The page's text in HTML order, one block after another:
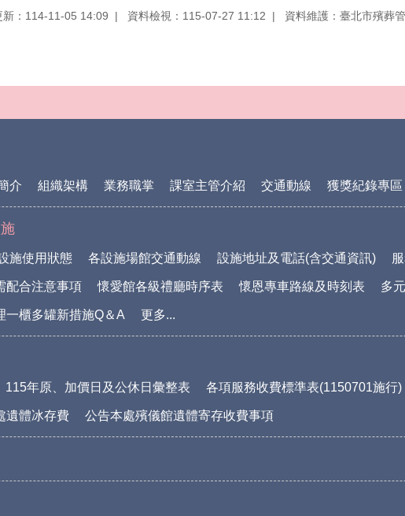
新：114-11-05 14:09 資料檢視：115-07-27 11:12 資料維護：臺北市殯葬
介 組織架構 業務職掌 課室主管介紹 交通動線 獲獎紀錄專區
施使用狀態 各設施場館交通動線 設施地址及電話(含交通資訊)
配合注意事項 懷愛館各級禮廳時序表 懷恩專車路線及時刻表 多
一櫃多罐新措施Q＆A 更多...
115年原、加價日及公休日彙整表 各項服務收費標準表(1150701施行)
遺體冰存費 公告本處殯儀館遺體寄存收費事項